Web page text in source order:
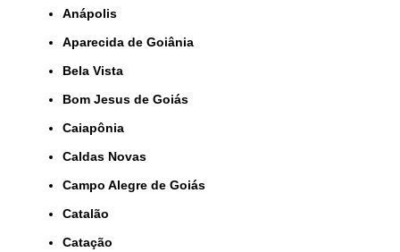
Anápolis
Aparecida de Goiânia
Bela Vista
Bom Jesus de Goiás
Caiapônia
Caldas Novas
Campo Alegre de Goiás
Catalão
Catação